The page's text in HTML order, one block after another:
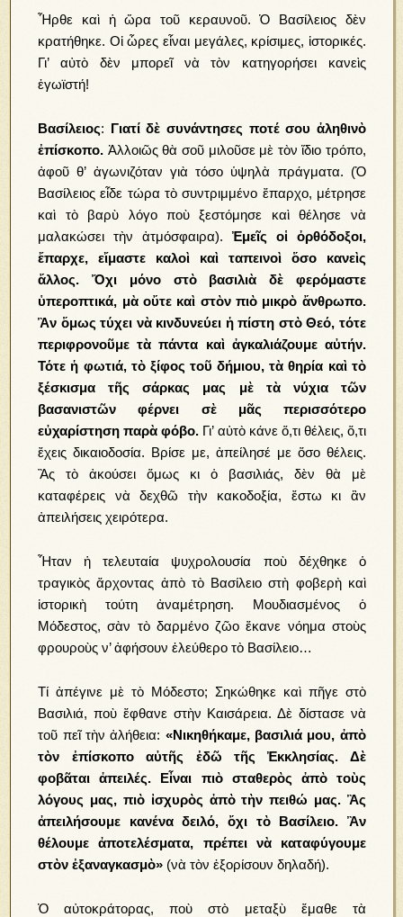
Ἦρθε καὶ ἡ ὥρα τοῦ κεραυνοῦ. Ὁ Βασίλειος δὲν
κρατήθηκε. Οἱ ὧρες εἶναι μεγάλες, κρίσιμες, ἱστορικές.
Γι’ αὐτὸ δὲν μπορεῖ νὰ τὸν κατηγορήσει κανεὶς
ἐγωϊστή!
Βασίλειος: Γιατί δὲ συνάντησες ποτέ σου ἀληθινὸ
ἐπίσκοπο. Ἀλλοιῶς θὰ σοῦ μιλοῦσε μὲ τὸν ἴδιο τρόπο,
ἀφοῦ θ’ ἀγωνιζόταν γιὰ τόσο ὑψηλὰ πράγματα. (Ὁ
Βασίλειος εἶδε τώρα τὸ συντριμμένο ἔπαρχο, μέτρησε
καὶ τὸ βαρὺ λόγο ποὺ ξεστόμησε καὶ θέλησε νὰ
μαλακώσει τὴν ἀτμόσφαιρα). Ἐμεῖς οἱ ὀρθόδοξοι,
ἔπαρχε, εἴμαστε καλοὶ καὶ ταπεινοὶ ὅσο κανεὶς
ἄλλος. Ὄχι μόνο στὸ βασιλιὰ δὲ φερόμαστε
ὑπεροπτικά, μὰ οὔτε καὶ στὸν πιὸ μικρὸ ἄνθρωπο.
Ἂν ὅμως τύχει νὰ κινδυνεύει ἡ πίστη στὸ Θεό, τότε
περιφρονοῦμε τὰ πάντα καὶ ἀγκαλιάζουμε αὐτήν.
Τότε ἡ φωτιά, τὸ ξίφος τοῦ δήμιου, τὰ θηρία καὶ τὸ
ξέσκισμα τῆς σάρκας μας μὲ τὰ νύχια τῶν
βασανιστῶν φέρνει σὲ μᾶς περισσότερο
εὐχαρίστηση παρὰ φόβο. Γι’ αὐτὸ κάνε ὅ,τι θέλεις, ὅ,τι
ἔχεις δικαιοδοσία. Βρίσε με, ἀπείλησέ με ὅσο θέλεις.
Ἂς τὸ ἀκούσει ὅμως κι ὁ βασιλιάς, δὲν θὰ μὲ
καταφέρεις νὰ δεχθῶ τὴν κακοδοξία, ἔστω κι ἂν
ἀπειλήσεις χειρότερα.
Ἦταν ἡ τελευταία ψυχρολουσία ποὺ δέχθηκε ὁ
τραγικὸς ἄρχοντας ἀπὸ τὸ Βασίλειο στὴ φοβερὴ καὶ
ἱστορικὴ τούτη ἀναμέτρηση. Μουδιασμένος ὁ
Μόδεστος, σὰν τὸ δαρμένο ζῶο ἔκανε νόημα στοὺς
φρουροὺς ν’ ἀφήσουν ἐλεύθερο τὸ Βασίλειο…
Τί ἀπέγινε μὲ τὸ Μόδεστο; Σηκώθηκε καὶ πῆγε στὸ
Βασιλιά, ποὺ ἔφθανε στὴν Καισάρεια. Δὲ δίστασε νὰ
τοῦ πεῖ τὴν ἀλήθεια: «Νικηθήκαμε, βασιλιά μου, ἀπὸ
τὸν ἐπίσκοπο αὐτῆς ἐδῶ τῆς Ἐκκλησίας. Δὲ
φοβᾶται ἀπειλές. Εἶναι πιὸ σταθερὸς ἀπὸ τοὺς
λόγους μας, πιὸ ἰσχυρὸς ἀπὸ τὴν πειθώ μας. Ἂς
ἀπειλήσουμε κανένα δειλό, ὄχι τὸ Βασίλειο. Ἂν
θέλουμε ἀποτελέσματα, πρέπει νὰ καταφύγουμε
στὸν ἐξαναγκασμὸ» (νὰ τὸν ἐξορίσουν δηλαδή).
Ὁ αὐτοκράτορας, ποὺ στὸ μεταξὺ ἔμαθε τὰ